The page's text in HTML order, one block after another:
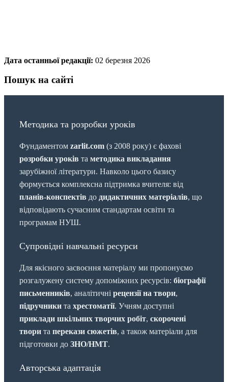
Дата останньої редакції: 02 березня 2026
Пошук на сайті
Методика та розробки уроків
Фундаментом zarlit.com (з 2008 року) є фахові
розробки уроків та методика викладання
зарубіжної літератури. Навколо цього базису
формується комплексна підтримка вчителя: від
планів-конспектів до дидактичних матеріалів, що
відповідають сучасним стандартам освіти та
програмам НУШ.
Супровідні навчальні ресурси
Для якісного засвоєння матеріалу ми пропонуємо
розгалужену систему допоміжних ресурсів: біографії
письменників, аналітичні рецензії на твори,
підручники та хрестоматії. Учням доступні
приклади шкільних творчих робіт, скорочені
твори та перекази сюжетів, а також матеріали для
підготовки до ЗНО/НМТ.
Авторська адаптація